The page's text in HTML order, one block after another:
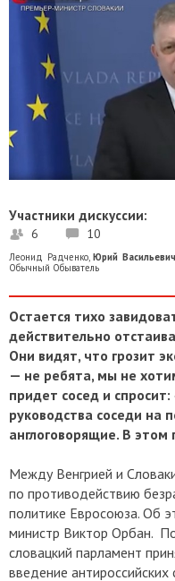
Участники дискуссии:
6 10
Леонид Радченко,Юрий
Обычный Обыватель
Остается тихо
действительно
Они видят, что грозит
— не ребята, мы не
придет сосед и
руководства соседи на
англоговорящие. В этом
Между Венгрией и
по противодействию
политике Евросоюза. Об
министр Виктор Орбан.
словацкий парламент
введение